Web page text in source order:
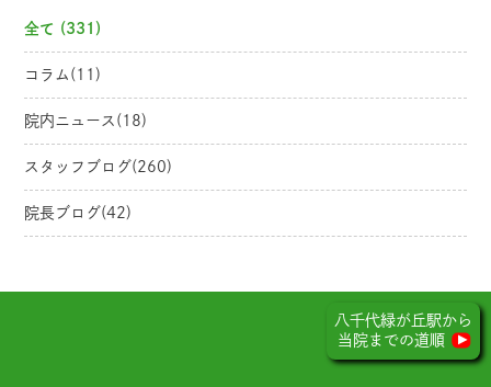
全て (331)
コラム(11)
院内ニュース(18)
スタッフブログ(260)
院長ブログ(42)
八千代緑が丘駅から
当院までの道順